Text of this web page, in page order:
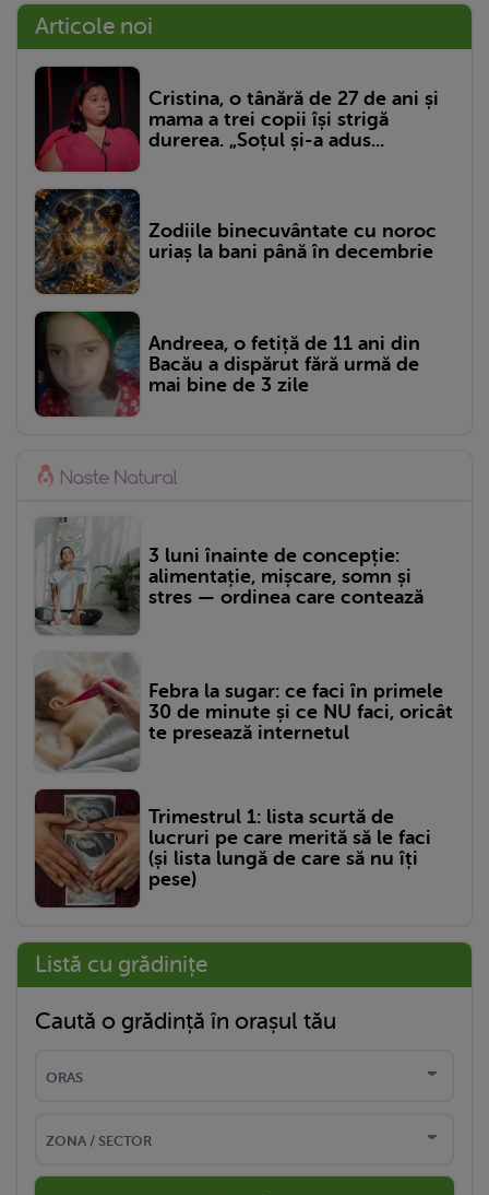
Articole noi
Cristina, o tânără de 27 de ani și
mama a trei copii își strigă
durerea. „Soțul și-a adus...
Zodiile binecuvântate cu noroc
uriaș la bani până în decembrie
Andreea, o fetiță de 11 ani din
Bacău a dispărut fără urmă de
mai bine de 3 zile
3 luni înainte de concepție:
alimentație, mișcare, somn și
stres — ordinea care contează
Febra la sugar: ce faci în primele
30 de minute și ce NU faci, oricât
te presează internetul
Trimestrul 1: lista scurtă de
lucruri pe care merită să le faci
(și lista lungă de care să nu îți
pese)
Listă cu grădinițe
Caută o grădință în orașul tău